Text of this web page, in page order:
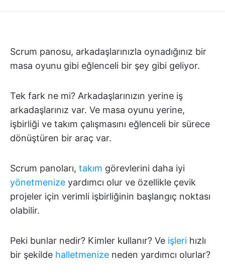
Scrum panosu, arkadaşlarınızla oynadığınız bir
masa oyunu gibi eğlenceli bir şey gibi geliyor.
Tek fark ne mi? Arkadaşlarınızın yerine iş
arkadaşlarınız var. Ve masa oyunu yerine,
işbirliği ve takım çalışmasını eğlenceli bir sürece
dönüştüren bir araç var.
Scrum panoları, takım görevlerini daha iyi
yönetmenize yardımcı olur ve özellikle çevik
projeler için verimli işbirliğinin başlangıç noktası
olabilir.
Peki bunlar nedir? Kimler kullanır? Ve işleri hızlı
bir şekilde halletmenize neden yardımcı olurlar?